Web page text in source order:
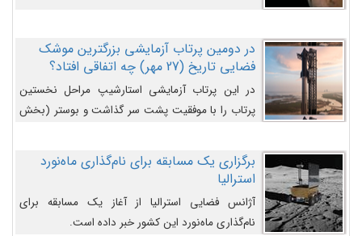
در دومین پرتاب آزمایشی بزرگترین موشک
فضایی تاریخ (27 مهر‌) چه اتفاقی افتاد؟
در این پرتاب آزمایشی استارشیپ مراحل نخستین
پرتاب را با موفقیت پشت سر گذاشت و بوستر (بخش
را وارد مسیر از پیش تعیین‌شده کند و سپس با یک
مکانیزم جدید با موفقیت از آن جدا شود. ‌
برگزاری یک مسابقه برای نام‌گذاری ماه‌نورد
استرالیا
آژانس فضایی استرالیا از آغاز یک مسابقه برای
نام‌گذاری ماه‌نورد این کشور خبر داده است.